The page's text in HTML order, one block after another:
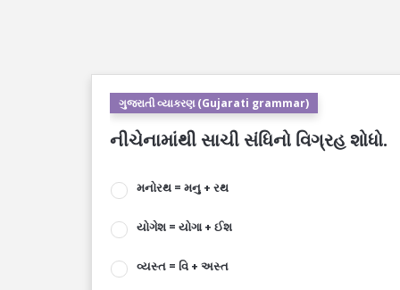
ગુજરાતી વ્યાકરણ (Gujarati grammar)
નીચેનામાંથી સાચી સંધિનો વિગ્રહ શોધો.
મનોરથ = મનુ + રથ
યોગેશ = યોગા + ઈશ
વ્યસ્ત = વિ + અસ્ત